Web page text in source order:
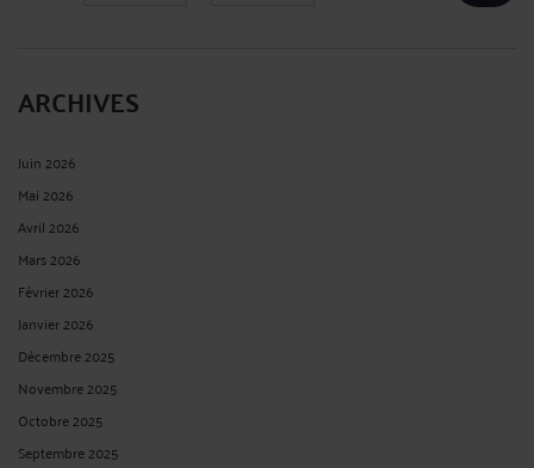
ARCHIVES
Juin 2026
Mai 2026
Avril 2026
Mars 2026
Février 2026
Janvier 2026
Décembre 2025
Novembre 2025
Octobre 2025
Septembre 2025